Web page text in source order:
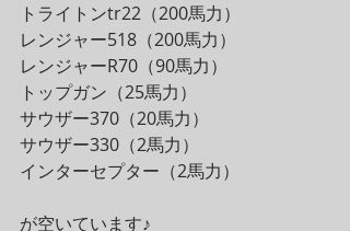
トライトンtr22（200馬力）
レンジャー518（200馬力）
レンジャーR70（90馬力）
トップガン（25馬力）
サウザー370（20馬力）
サウザー330（2馬力）
インターセプター（2馬力）
が空いています♪